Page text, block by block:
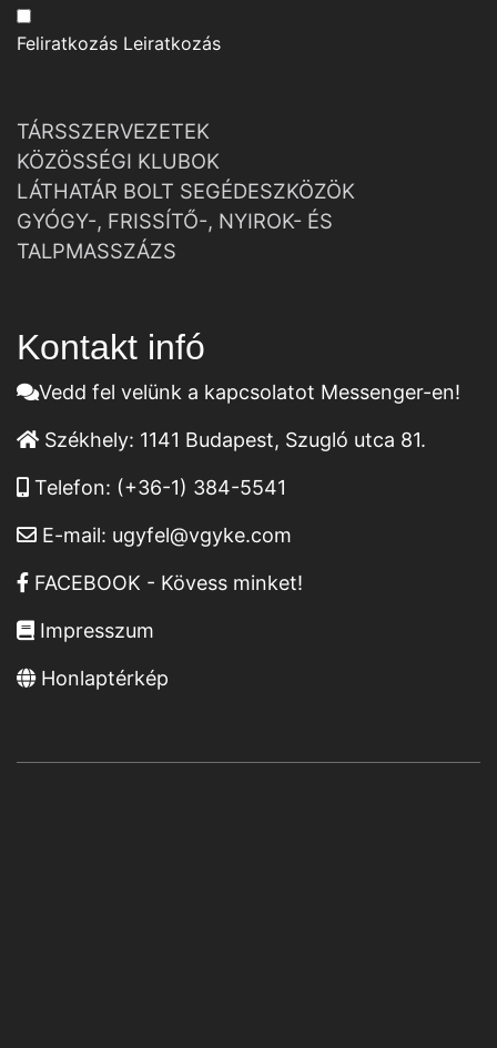
Feliratkozás Leiratkozás
TÁRSSZERVEZETEK
KÖZÖSSÉGI KLUBOK
LÁTHATÁR BOLT SEGÉDESZKÖZÖK
GYÓGY-, FRISSÍTŐ-, NYIROK- ÉS
TALPMASSZÁZS
Kontakt infó
Vedd fel velünk a kapcsolatot Messenger-en!
Székhely: 1141 Budapest, Szugló utca 81.
Telefon: (+36-1) 384-5541
E-mail: ugyfel@vgyke.com
FACEBOOK - Kövess minket!
Impresszum
Honlaptérkép